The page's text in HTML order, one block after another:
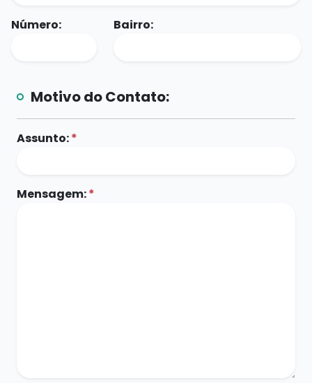
Número: Bairro:
Motivo do Contato:
Assunto:*
Mensagem:*